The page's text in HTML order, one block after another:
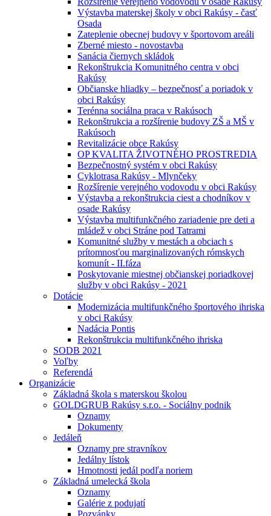
Výstavba materskej školy v obci Rakúsy - časť
Osada
Zateplenie obecnej budovy v športovom areáli
Zberné miesto - novostavba
Sanácia čiernych skládok
Rekonštrukcia Komunitného centra v obci
Rakúsy
Občianske hliadky – bezpečnosť a poriadok v
obci Rakúsy
Terénna sociálna praca v Rakúsoch
Rekonštrukcia a rozšírenie budovy ZŠ a MŠ v
Rakúsoch
Revitalizácie obce Rakúsy
OP KVALITA ŽIVOTNÉHO PROSTREDIA
Bezpečnostný systém v obci Rakúsy
Cyklotrasa Rakúsy - Mlynčeky
Rozšírenie verejného vodovodu v obci Rakúsy
Výstavba a rekonštrukcia ciest a chodníkov v
osade Rakúsy
Výstavba multifunkčného zariadenie pre deti a
mládež v obci Stráne pod Tatrami
Komunitné služby v mestách a obciach s
prítomnosťou marginalizovaných rómskych
komunít - II.fáza
Poskytovanie miestnej občianskej poriadkovej
služby v obci Rakúsy - 2021
Dotácie
Modernizácia multifunkčného športového ihriska
v obci Rakúsy
Nadácia Pontis
Rekonštrukcia multifunkčného ihriska
SODB 2021
Voľby
Referendá
Organizácie
Základná škola s materskou školou
GOLDGRUB Rakúsy s.r.o. - Sociálny podnik
Oznamy
Dokumenty
Jedáleň
Oznamy pre stravníkov
Jedálny lístok
Hmotnosti jedál podľa noriem
Základná umelecká škola
Oznamy
Galérie z podujatí
Pozvánky